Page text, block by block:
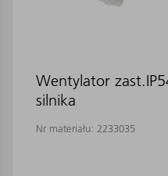
Wentylator
silnika
Nr materiału: 2233035